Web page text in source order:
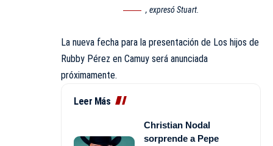
, expresó Stuart.
La nueva fecha para la presentación de Los hijos de
Rubby Pérez en Camuy será anunciada
próximamente.
Leer Más
Christian Nodal
sorprende a Pepe